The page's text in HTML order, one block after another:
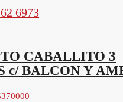
6973
CABALLITO 3
c/ BALCON Y